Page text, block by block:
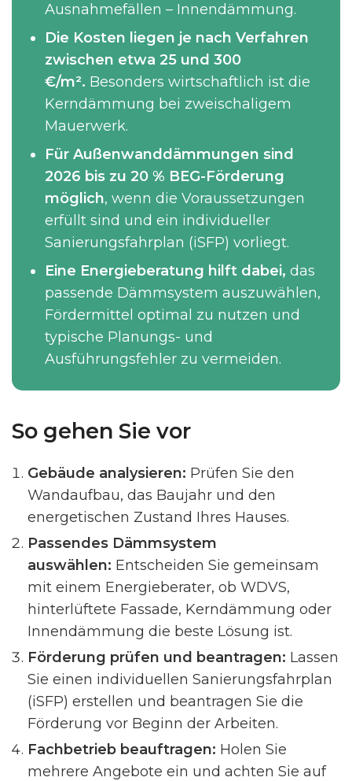
Ausnahmefällen – Innendämmung.
Die Kosten liegen je nach Verfahren
zwischen etwa 25 und 300
€/m². Besonders wirtschaftlich ist die
Kerndämmung bei zweischaligem
Mauerwerk.
Für Außenwanddämmungen sind
2026 bis zu 20 % BEG-Förderung
möglich, wenn die Voraussetzungen
erfüllt sind und ein individueller
Sanierungsfahrplan (iSFP) vorliegt.
Eine Energieberatung hilft dabei, das
passende Dämmsystem auszuwählen,
Fördermittel optimal zu nutzen und
typische Planungs- und
Ausführungsfehler zu vermeiden.
So gehen Sie vor
Gebäude analysieren: Prüfen Sie den
Wandaufbau, das Baujahr und den
energetischen Zustand Ihres Hauses.
Passendes Dämmsystem
auswählen: Entscheiden Sie gemeinsam
mit einem Energieberater, ob WDVS,
hinterlüftete Fassade, Kerndämmung oder
Innendämmung die beste Lösung ist.
Förderung prüfen und beantragen: Lassen
Sie einen individuellen Sanierungsfahrplan
(iSFP) erstellen und beantragen Sie die
Förderung vor Beginn der Arbeiten.
Fachbetrieb beauftragen: Holen Sie
mehrere Angebote ein und achten Sie auf